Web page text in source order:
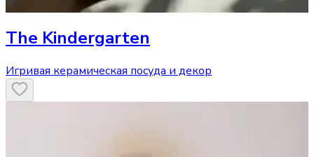
The Kindergarten
Игривая керамическая посуда и декор